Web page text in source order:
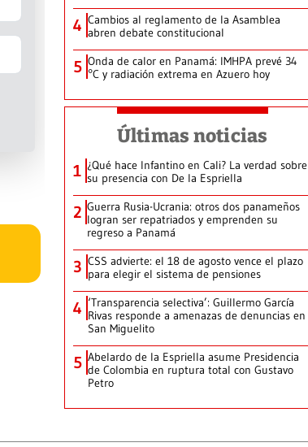
4 Cambios al reglamento de la Asamblea
abren debate constitucional
5 Onda de calor en Panamá: IMHPA prevé 34
°C y radiación extrema en Azuero hoy
Últimas noticias
1 ¿Qué hace Infantino en Cali? La verdad sobre
su presencia con De la Espriella
2 Guerra Rusia-Ucrania: otros dos panameños
logran ser repatriados y emprenden su
regreso a Panamá
3 CSS advierte: el 18 de agosto vence el plazo
para elegir el sistema de pensiones
4 ‘Transparencia selectiva’: Guillermo García
Rivas responde a amenazas de denuncias en
San Miguelito
5 Abelardo de la Espriella asume Presidencia
de Colombia en ruptura total con Gustavo
Petro